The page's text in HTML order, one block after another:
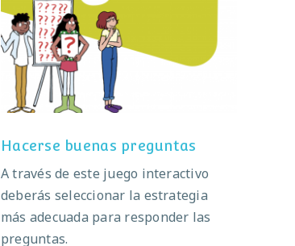
Hacerse buenas preguntas
Hacerse buenas preguntas
A través de este juego interactivo
deberás seleccionar la estrategia
más adecuada para responder las
preguntas.